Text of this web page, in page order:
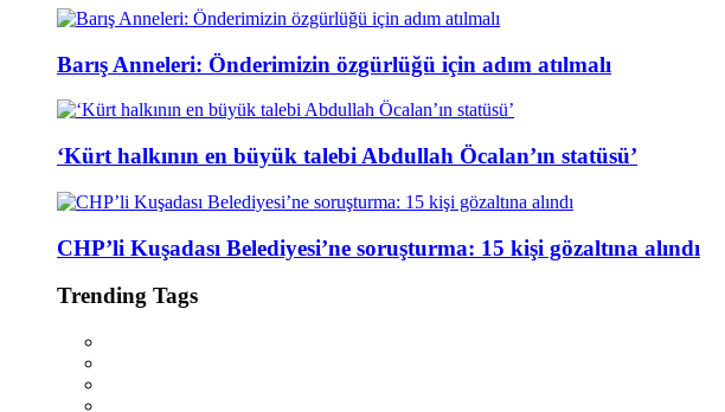
Barış Anneleri: Önderimizin özgürlüğü için adım atılmalı
‘Kürt halkının en büyük talebi Abdullah Öcalan’ın statüsü’
CHP’li Kuşadası Belediyesi’ne soruşturma: 15 kişi gözaltına alındı
Trending Tags